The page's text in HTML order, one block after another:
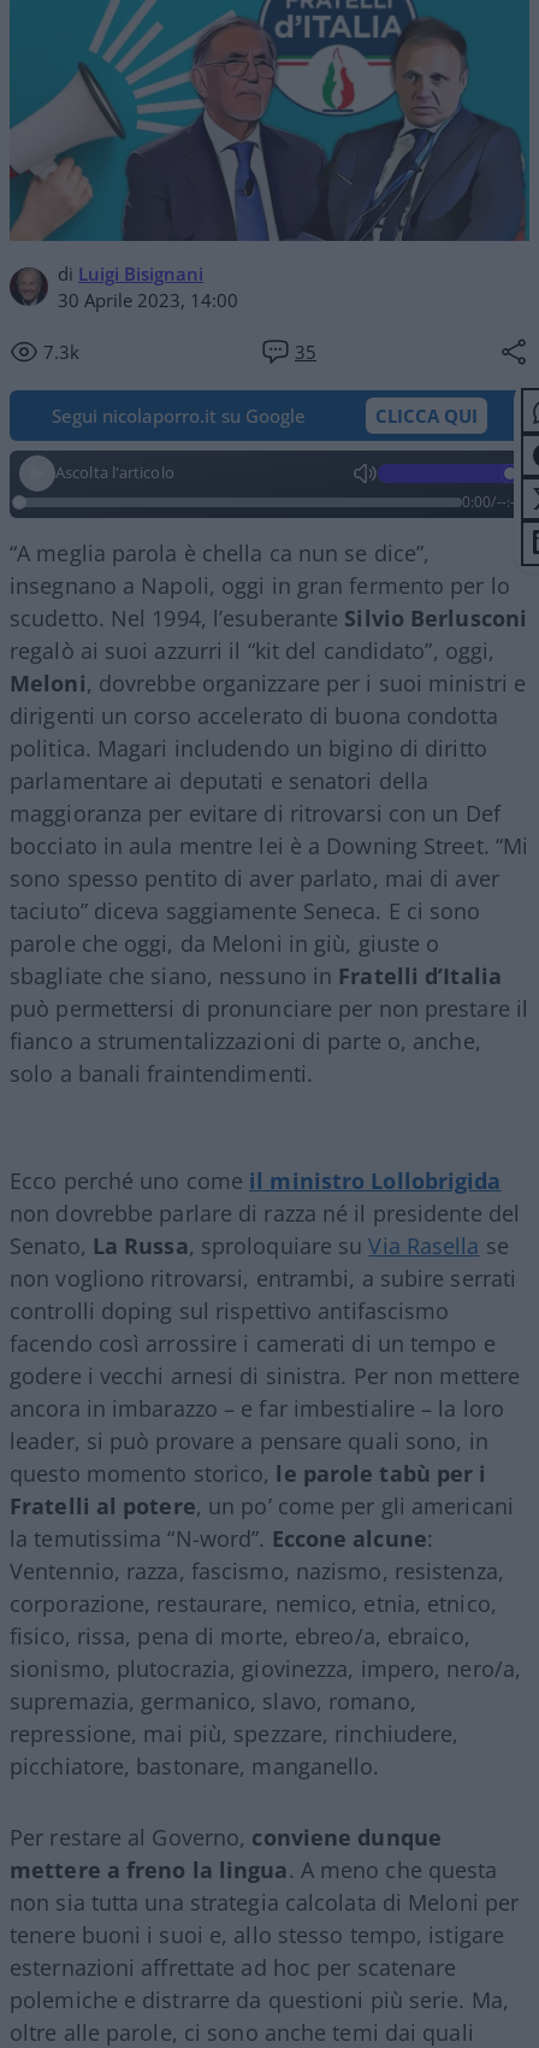
di Luigi Bisignani
30 Aprile 2023, 14:00
7.3k 35
Segui nicolaporro.it su Google CLICCA QUI
Ascolta l'articolo
0:00/--:--
“A meglia parola è chella ca nun se dice”,
insegnano a Napoli, oggi in gran fermento per lo
scudetto. Nel 1994, l’esuberante Silvio Berlusconi
regalò ai suoi azzurri il “kit del candidato”, oggi,
Meloni, dovrebbe organizzare per i suoi ministri e
dirigenti un corso accelerato di buona condotta
politica. Magari includendo un bigino di diritto
parlamentare ai deputati e senatori della
maggioranza per evitare di ritrovarsi con un Def
bocciato in aula mentre lei è a Downing Street. “Mi
sono spesso pentito di aver parlato, mai di aver
taciuto” diceva saggiamente Seneca. E ci sono
parole che oggi, da Meloni in giù, giuste o
sbagliate che siano, nessuno in Fratelli d’Italia
può permettersi di pronunciare per non prestare il
fianco a strumentalizzazioni di parte o, anche,
solo a banali fraintendimenti.
Ecco perché uno come il ministro Lollobrigida
non dovrebbe parlare di razza né il presidente del
Senato, La Russa, sproloquiare suVia Rasella se
non vogliono ritrovarsi, entrambi, a subire serrati
controlli doping sul rispettivo antifascismo
facendo così arrossire i camerati di un tempo e
godere i vecchi arnesi di sinistra. Per non mettere
ancora in imbarazzo – e far imbestialire – la loro
leader, si può provare a pensare quali sono, in
questo momento storico, le parole tabù per i
Fratelli al potere, un po’ come per gli americani
la temutissima “N-word”. Eccone alcune:
Ventennio, razza, fascismo, nazismo, resistenza,
corporazione, restaurare, nemico, etnia, etnico,
fisico, rissa, pena di morte, ebreo/a, ebraico,
sionismo, plutocrazia, giovinezza, impero, nero/a,
supremazia, germanico, slavo, romano,
repressione, mai più, spezzare, rinchiudere,
picchiatore, bastonare, manganello.
Per restare al Governo, conviene dunque
mettere a freno la lingua. A meno che questa
non sia tutta una strategia calcolata di Meloni per
tenere buoni i suoi e, allo stesso tempo, istigare
esternazioni affrettate ad hoc per scatenare
polemiche e distrarre da questioni più serie. Ma,
oltre alle parole, ci sono anche temi dai quali